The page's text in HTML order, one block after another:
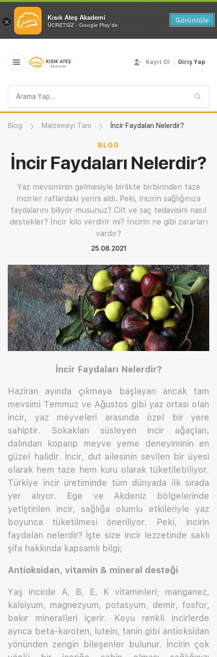
× Kısık Ateş Akademi
ÜCRETSİZ - Google Play'de
Görüntüle
sorgusu
Kayıt Ol Giriş Yap
Blog Malzemeyi Tanı İncir Faydaları Nelerdir?
BLOG
İncir Faydaları Nelerdir?
Yaz mevsiminin gelmesiyle birlikte birbirinden taze
incirler raflardaki yerini aldı. Peki, incirin sağlığınıza
faydalarını biliyor musunuz? Cilt ve saç tedavisini nasıl
destekler? İncir kilo verdirir mi? İncirin ne gibi zararları
vardır?
25.08.2021
İncir Faydaları Nelerdir?
Haziran ayında çıkmaya başlayan ancak tam
mevsimi Temmuz ve Ağustos gibi yaz ortası olan
incir, yaz meyveleri arasında özel bir yere
sahiptir. Sokakları süsleyen incir ağaçları,
dalından koparıp meyve yeme deneyiminin en
güzel halidir. İncir, dut ailesinin sevilen bir üyesi
olarak hem taze hem kuru olarak tüketilebiliyor.
Türkiye incir üretiminde tüm dünyada ilk sırada
yer alıyor. Ege ve Akdeniz bölgelerinde
yetiştirilen incir, sağlığa olumlu etkileriyle yaz
boyunca tüketilmesi öneriliyor. Peki, incirin
faydaları nelerdir? İşte size incir lezzetinde saklı
şifa hakkında kapsamlı bilgi;
Antioksidan, vitamin & mineral desteği
Yaş incirde A, B, E, K vitaminleri; manganez,
kalsiyum, magnezyum, potasyum, demir, fosfor,
bakır mineralleri içerir. Koyu renkli incirlerde
ayrıca beta-karoten, lutein, tanin gibi antioksidan
yönünden zengin bileşenler bulunur. İncirin çok